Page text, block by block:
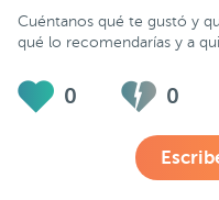
Cuéntanos qué te gustó y
qué lo recomendarías y a
0 0